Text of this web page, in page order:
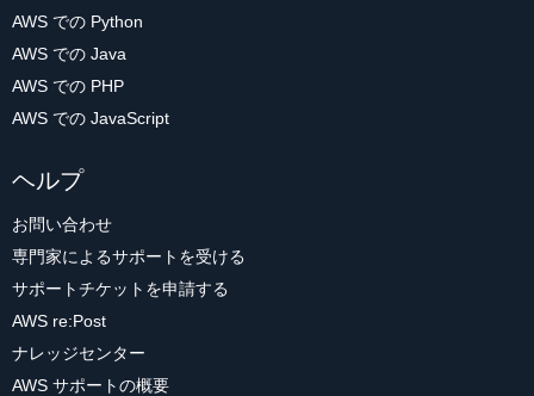
AWS での Python
AWS での Java
AWS での PHP
AWS での JavaScript
ヘルプ
お問い合わせ
専門家によるサポートを受ける
サポートチケットを申請する
AWS re:Post
ナレッジセンター
AWS サポートの概要